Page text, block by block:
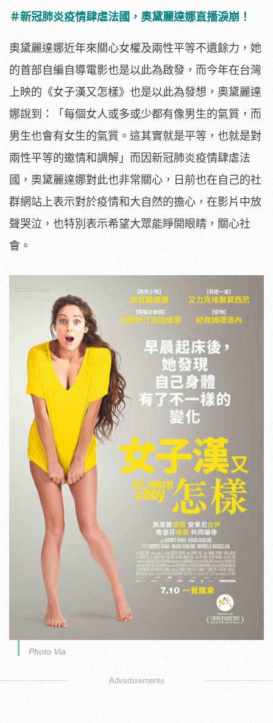
＃新冠肺炎疫情肆虐法國，奧黛麗達娜直播淚崩！
奧黛麗達娜近年來關心女權及兩性平等不遺餘力， 她
的首部自編自導電影也是以此為啟發，而今年在台灣
上映的《女子漢又怎樣》也是以此為發想，奧黛麗達
娜說到：「 每個女人或多或少都有像男生的氣質，而
男生也會有女生的氣質。 這其實就是平等，也就是對
兩性平等的邀情和調解」 而因新冠肺炎疫情肆虐法
國，奧黛麗達娜對此也非常關心， 日前也在自己的社
群網站上表示對於疫情和大自然的擔心， 在影片中放
聲哭泣，也特別表示希望大眾能睜開眼睛，關心社
會。
Photo Via
Advertisements